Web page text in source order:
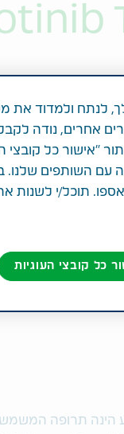
הינה תרופה
לנתח ולמדוד את
אחרים, נודה
"אישור כל קובצי
עם השותפים שלנו.
תוכל/י לשנות
כל קובצי העוגיות